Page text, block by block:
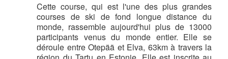
Cette course, qui est l'une des plus grandes
courses de ski de fond longue distance du
monde, rassemble aujourd'hui plus de 13000
participants venus du monde entier. Elle se
déroule entre Otepää et Elva, 63km à travers la